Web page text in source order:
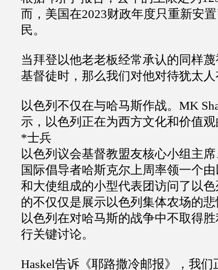
而，美国在2023财政年度只重新安
民。
当拜登以他老老板经常承认的同样
基督徒时，那么我们对他对待犹太
以色列不仅在与哈马斯作战。 MK
示，以色列正在为西方文化和价值
*士兵
以色列议会基督教盟友核心小组主
国际倡导者哈斯克尔上周率领一个
和大使组成的小型代表团访问了以
的不仅仅是展示以色列集体农场的
以色列在对哈马斯的战争中不取得
行关键讨论。
Haskel告诉《耶路撒冷邮报》，我们